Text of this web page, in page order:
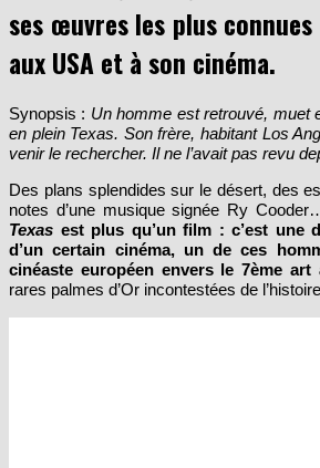
ses œuvres les plus
aux USA et à son cinéma.
Synopsis :Un homme est retrouvé, muet
en plein Texas. Son frère, habitant Los
venir le rechercher. Il ne l’avait pas revu
Des plans splendides sur le désert, des
notes d’une musique signée Ry
Texasest plus qu’un film : c’est une
d’un certain cinéma, un de ces
cinéaste européen envers le 7ème art
rares palmes d’Or incontestées de